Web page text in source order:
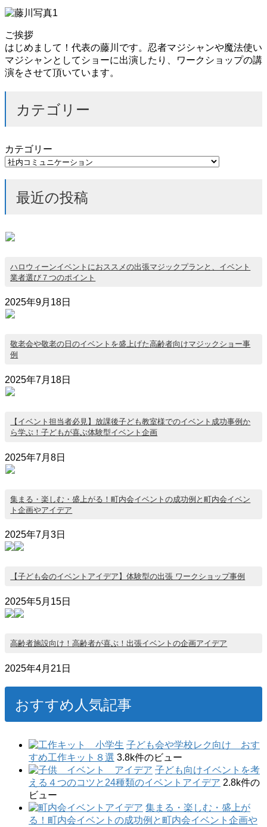
ご挨拶
はじめまして！代表の藤川です。忍者マジシャンや魔法使い
マジシャンとしてショーに出演したり、ワークショップの講
演をさせて頂いています。
カテゴリー
カテゴリー
最近の投稿
ハロウィーンイベントにおススメの出張マジックプランと、イベント
業者選び７つのポイント
2025年9月18日
敬老会や敬老の日のイベントを盛上げた高齢者向けマジックショー事
例
2025年7月18日
【イベント担当者必見】放課後子ども教室様でのイベント成功事例か
ら学ぶ！子どもが喜ぶ体験型イベント企画
2025年7月8日
集まる・楽しむ・盛上がる！町内会イベントの成功例と町内会イベン
ト企画やアイデア
2025年7月3日
【子ども会のイベントアイデア】体験型の出張 ワークショップ事例
2025年5月15日
高齢者施設向け！高齢者が喜ぶ！出張イベントの企画アイデア
2025年4月21日
おすすめ人気記事
子ども会や学校レク向け おす
すめ工作キット８選 3.8k件のビュー
子ども向けイベントを考
える４つのコツと24種類のイベントアイデア 2.8k件の
ビュー
集まる・楽しむ・盛上が
る！町内会イベントの成功例と町内会イベント企画や